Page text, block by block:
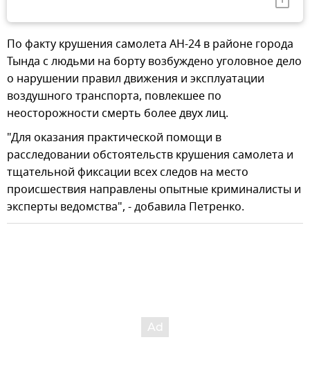
По факту крушения самолета АН-24 в районе города
Тында с людьми на борту возбуждено уголовное дело
о нарушении правил движения и эксплуатации
воздушного транспорта, повлекшее по
неосторожности смерть более двух лиц.
"Для оказания практической помощи в
расследовании обстоятельств крушения самолета и
тщательной фиксации всех следов на место
происшествия направлены опытные криминалисты и
эксперты ведомства", - добавила Петренко.